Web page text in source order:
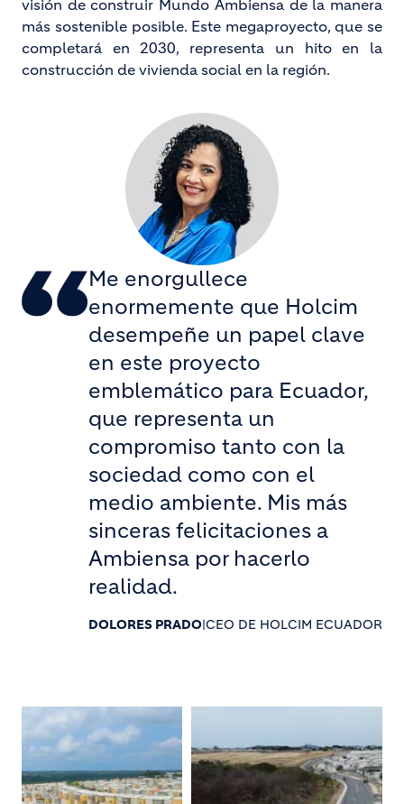
visión de construir Mundo Ambiensa de la manera
más sostenible posible. Este megaproyecto, que se
completará en 2030, representa un hito en la
construcción de vivienda social en la región.
Me enorgullece
enormemente que Holcim
desempeñe un papel clave
en este proyecto
emblemático para Ecuador,
que representa un
compromiso tanto con la
sociedad como con el
medio ambiente. Mis más
sinceras felicitaciones a
Ambiensa por hacerlo
realidad.
DOLORES PRADO|CEO DE HOLCIM ECUADOR